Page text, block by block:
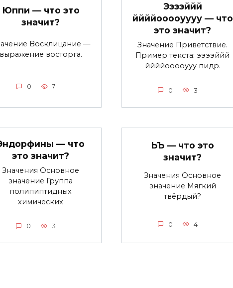
Юппи — что это
значит?
Восклицание —
восторга.
0 7
Ээээййй
ййййооооуууу — что
это значит?
Значение Приветствие.
Пример текста: ээээййй
ййййооооууу пидр.
0 3
— что
это значит?
Значения Основное
значение Группа
полипиптидных
химических
0 3
ЬЪ — что это
значит?
Значения Основное
значение Мягкий
твёрдый?
0 4